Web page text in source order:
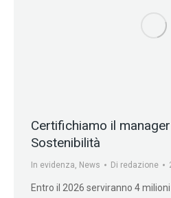
Certifichiamo il
Sostenibilità
In evidenza, News Di redazione
Entro il 2026 serviranno 4